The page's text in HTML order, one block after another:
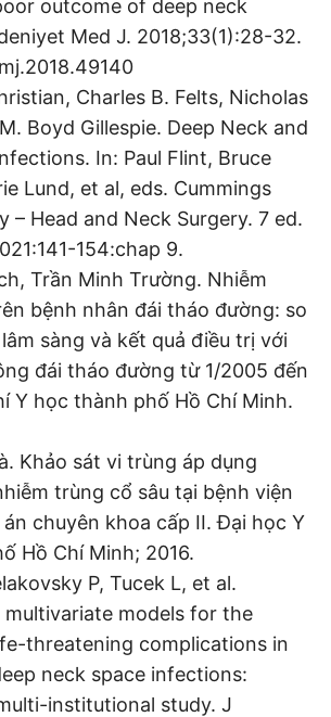
outcome of deep neck
Med J. 2018;33(1):28-32.
Charles B. Felts, Nicholas
Boyd Gillespie. Deep Neck and
In: Paul Flint, Bruce
Lund, et al, eds. Cummings
– Head and Neck Surgery. 7 ed.
154:chap 9.
Trần Minh Trường. Nhiễm
bệnh nhân đái tháo đường: so
sàng và kết quả điều trị với
đái tháo đường từ 1/2005 đến
Y học thành phố Hồ Chí Minh.
Khảo sát vi trùng áp dụng
trùng cổ sâu tại bệnh viện
án chuyên khoa cấp II. Đại học Y
Hồ Chí Minh; 2016.
P, Tucek L, et al.
multivariate models for the
threatening complications in
neck space infections:
institutional study. J